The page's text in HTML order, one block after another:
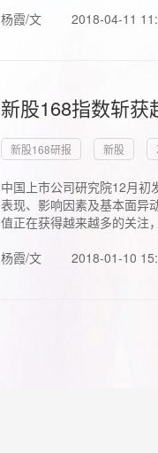
杨霞/文 2018-04-11
新股168指数斩
新股168研报 新股
中国上市公司研究院12月初
表现、影响因素及基本面异
值正在获得越来越多的关注
杨霞/文
2018-01-10